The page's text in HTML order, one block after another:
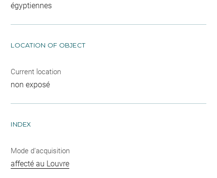
égyptiennes
LOCATION OF OBJECT
Current location
non exposé
INDEX
Mode d'acquisition
affecté au Louvre